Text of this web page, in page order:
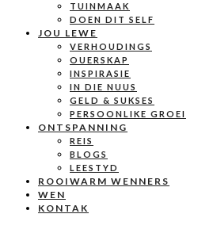
TUINMAAK
DOEN DIT SELF
JOU LEWE
VERHOUDINGS
OUERSKAP
INSPIRASIE
IN DIE NUUS
GELD & SUKSES
PERSOONLIKE GROEI
ONTSPANNING
REIS
BLOGS
LEESTYD
ROOIWARM WENNERS
WEN
KONTAK